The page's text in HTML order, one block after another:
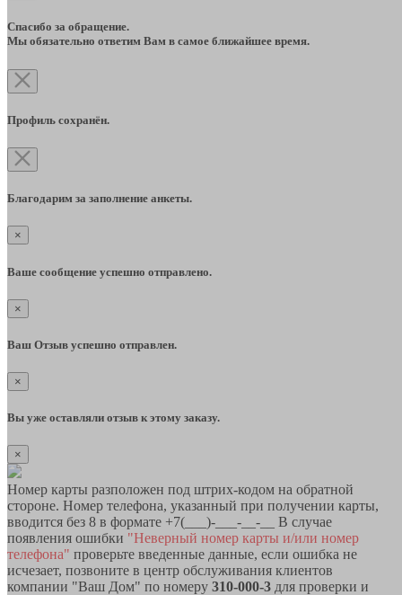
Спасибо за обращение.
Мы обязательно ответим Вам в самое ближайшее время.
Профиль сохранён.
Благодарим за заполнение анкеты.
×
Ваше сообщение успешно отправлено.
×
Ваш Отзыв успешно отправлен.
×
Вы уже оставляли отзыв к этому заказу.
×
Номер карты разположен под штрих-кодом на обратной
стороне. Номер телефона, указанный при получении карты,
вводится без 8 в формате +7(___)-___-__-__ В случае
появления ошибки "Неверный номер карты и/или номер
телефона" проверьте введенные данные, если ошибка не
исчезает, позвоните в центр обслуживания клиентов
компании "Ваш Дом" по номеру 310-000-3 для проверки и